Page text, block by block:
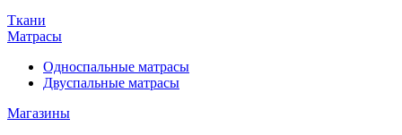
Ткани
Матрасы
Односпальные матрасы
Двуспальные матрасы
Магазины